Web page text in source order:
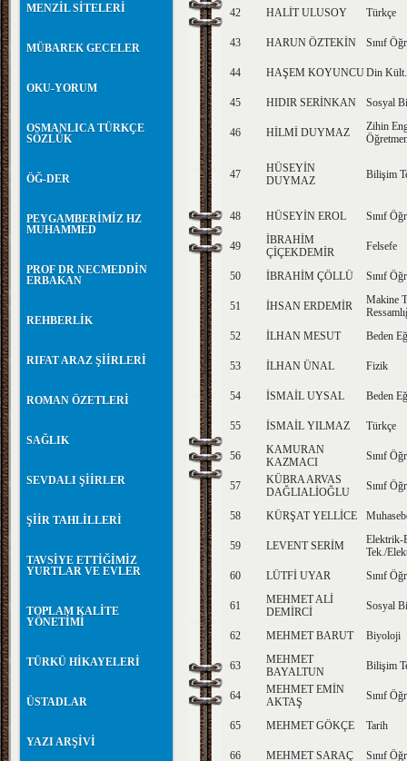
MENZİL SİTELERİ
MÜBAREK GECELER
OKU-YORUM
OSMANLICA TÜRKÇE
SÖZLÜK
ÖĞ-DER
PEYGAMBERİMİZ HZ
MUHAMMED
PROF DR NECMEDDİN
ERBAKAN
REHBERLİK
RIFAT ARAZ ŞİİRLERİ
ROMAN ÖZETLERİ
SAĞLIK
SEVDALI ŞİİRLER
ŞİİR TAHLİLLERİ
TAVSİYE ETTİĞİMİZ
YURTLAR VE EVLER
TOPLAM KALİTE
YÖNETİMİ
TÜRKÜ HİKAYELERİ
ÜSTADLAR
YAZI ARŞİVİ
42 HALİT ULUSOY Türkçe
43 HARUN ÖZTEKİN Sınıf
44 HAŞEM KOYUNCUDin
45 HIDIR SERİNKAN Sosyal
46 HİLMİ DUYMAZ
Zihin
47
HÜSEYİN
DUYMAZ
Bilişim
48 HÜSEYİN EROL Sınıf
49
İBRAHİM
ÇİÇEKDEMİR
Felsefe
50 İBRAHİM ÇÖLLÜ Sınıf
51 İHSAN ERDEMİR
Makine
52
İLHAN MESUT Beden
53 İLHAN ÜNAL Fizik
54 İSMAİL UYSAL Beden
55 İSMAİL YILMAZ Türkçe
56
KAMURAN
KAZMACI
Sınıf
57
KÜBRA ARVAS
DAĞLIALİOĞLU
Sınıf
58 KÜRŞAT YELLİCE
59 LEVENT SERİM
Elektrik-
Tek./
60
LÜTFİ UYAR Sınıf
61
MEHMET ALİ
DEMİRCİ
Sosyal
62 MEHMET BARUT Biyoloji
63
MEHMET
BAYALTUN
Bilişim
64
MEHMET EMİN
AKTAŞ
Sınıf
65 MEHMET GÖKÇE Tarih
66 MEHMET SARAÇ Sınıf